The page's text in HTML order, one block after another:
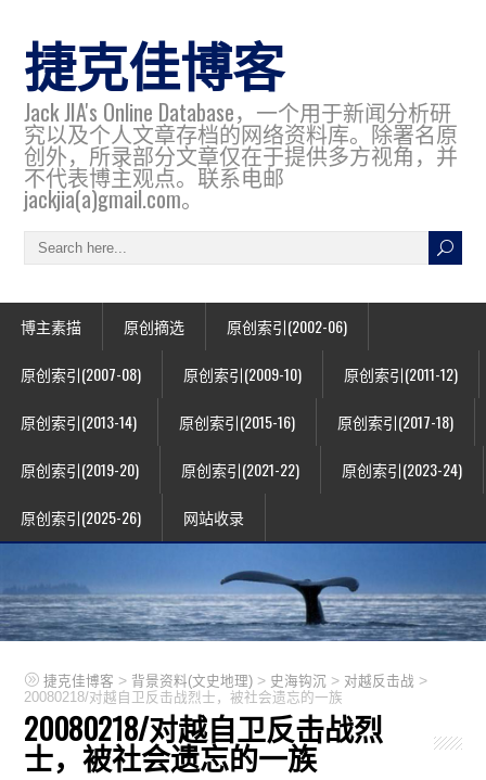
捷克佳博客
Jack JIA's Online Database，一个用于新闻分析研
究以及个人文章存档的网络资料库。除署名原
创外，所录部分文章仅在于提供多方视角，并
不代表博主观点。联系电邮
jackjia(a)gmail.com。
博主素描 原创摘选 原创索引(2002-06)
原创索引(2007-08) 原创索引(2009-10) 原创索引(2011-12)
原创索引(2013-14) 原创索引(2015-16) 原创索引(2017-18)
原创索引(2019-20) 原创索引(2021-22) 原创索引(2023-24)
原创索引(2025-26) 网站收录
捷克佳博客 > 背景资料(文史地理) > 史海钩沉 > 对越反击战 >
20080218/对越自卫反击战烈士，被社会遗忘的一族
20080218/对越自卫反击战烈
士，被社会遗忘的一族